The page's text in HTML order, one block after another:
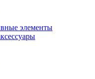
элементы